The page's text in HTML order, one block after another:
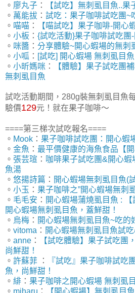
。 廖丸子 ：
【試吃】無刺虱目魚..果
。 萬能拔 ： 試吃：果子咖啡試吃團~
。 喵喵 ：
【喵試吃】果子咖啡-開心
。 小板 ： {試吃活動}果子咖啡試吃團
。 咪醬 ： 分享體驗~開心蝦場的無刺
。 小呱 ： [試吃] 開心蝦場 無刺虱目魚
。 小昕媽咪 ：
【體驗】果子試吃團
無刺虱目魚
試吃活動期間，280g裝無刺虱目魚
驗價129元！就在果子咖啡～
====第三梯次試吃報名====
。 Mook ： 果子咖啡試吃團：開心蝦
。 金魚 ： 最平價健康的海魚食品【
。 張芸瑄 ： 咖啡果子試吃團&開心蝦
魚湯
。 悠揚詩篇 ： 開心蝦場無刺虱目魚(
。 小玉 ： 果子咖啡之”開心蝦場無刺
。 毛毛安 ： 開心蝦場蒲燒虱目魚 :
開心蝦場無刺虱目魚，蓋鮮甜！
。 烏梅 ： 開心蝦場無刺虱目魚~吃的
。 vitoma ： 開心蝦場無刺虱目魚試
。 anne ：
【試吃體驗】果子試吃團
尚鮮甜！
。 許蘇菲 ：
『試吃』果子咖啡試吃
魚，尚鮮甜！
。 緋 ： 果子咖啡之開心蝦場 無刺虱
。 miharu ： 【開心蝦場】無刺虱目魚